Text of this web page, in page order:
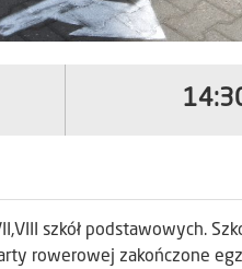
szkół podstawowych.
rowerowej zakończone